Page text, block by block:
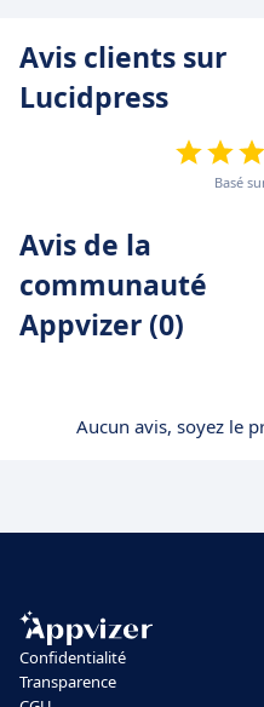
Avis clients sur
Lucidpress
Basé
Avis de la
communauté
Appvizer (0)
Aucun avis, soyez le
Confidentialité
Transparence